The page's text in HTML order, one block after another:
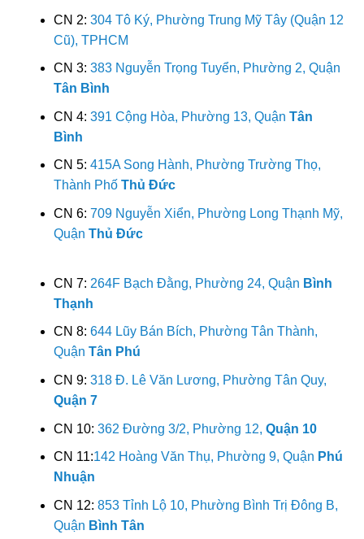
CN 2: 304 Tô Ký, Phường Trung Mỹ Tây (Quận 12
Cũ), TPHCM
CN 3: 383 Nguyễn Trọng Tuyển, Phường 2, Quận
Tân Bình
CN 4: 391 Cộng Hòa, Phường 13, Quận Tân
Bình
CN 5: 415A Song Hành, Phường Trường Thọ,
Thành Phố Thủ Đức
CN 6: 709 Nguyễn Xiển, Phường Long Thạnh Mỹ,
Quận Thủ Đức
CN 7: 264F Bạch Đằng, Phường 24, Quận Bình
Thạnh
CN 8: 644 Lũy Bán Bích, Phường Tân Thành,
Quận Tân Phú
CN 9: 318 Đ. Lê Văn Lương, Phường Tân Quy,
Quận 7
CN 10: 362 Đường 3/2, Phường 12, Quận 10
CN 11:142 Hoàng Văn Thụ, Phường 9, Quận Phú
Nhuận
CN 12: 853 Tỉnh Lộ 10, Phường Bình Trị Đông B,
Quận Bình Tân